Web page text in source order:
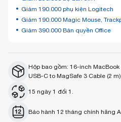
Giảm 190.000 phụ kiện Logitech
Giảm 190.000 Magic Mouse,
Giảm 390.000 Bản quyền Office
Hộp bao gồm: 16-inch MacBook
USB-C to MagSafe 3 Cable (2 m).
15 ngày 1 đổi 1.
Bảo hành 12 tháng chính hãng